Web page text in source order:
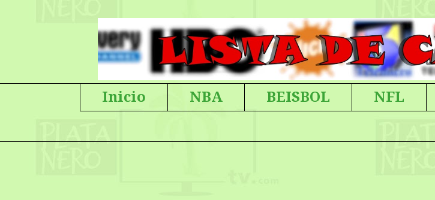
Inicio NBA BEISBOL NFL